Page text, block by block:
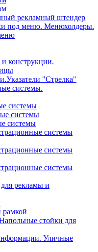
рекламный штендер
под меню. Менюхолдеры.
конструкции.
"Стрелка"
системы.
системы
системы
системы
системы
системы
системы
рекламы и
рамкой
стойки для
Уличные